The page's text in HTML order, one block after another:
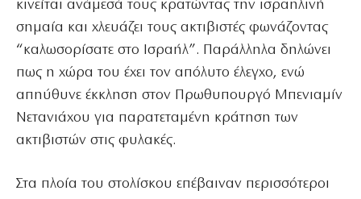
κινείται ανάμεσά τους κρατώντας την ισραηλινή
σημαία και χλευάζει τους ακτιβιστές φωνάζοντας
“καλωσορίσατε στο Ισραήλ”. Παράλληλα δηλώνει
πως η χώρα του έχει τον απόλυτο έλεγχο, ενώ
απηύθυνε έκκληση στον Πρωθυπουργό Μπενιαμίν
Νετανιάχου για παρατεταμένη κράτηση των
ακτιβιστών στις φυλακές.
Στα πλοία του στολίσκου επέβαιναν περισσότεροι